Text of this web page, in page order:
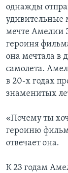
АМЕРИКА.
ПОДПИСКА НА
Learning English
СОЦИАЛЬНЫЕ СЕТИ
однажды
удивительные
мечте Амелии
героиня
она мечтала в
самолета.
в 20-х годах
знаменитых
«Почему ты
героиню
отвечает она.
К 23 годам